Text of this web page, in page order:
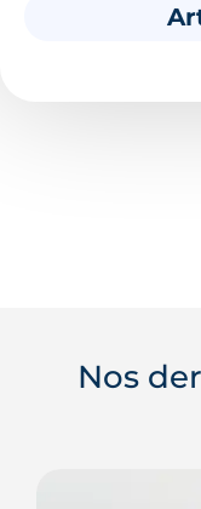
Nos